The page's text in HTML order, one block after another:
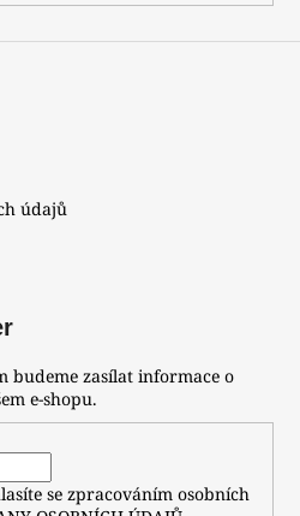
údajů
budeme zasílat informace o
e-shopu.
se zpracováním osobních